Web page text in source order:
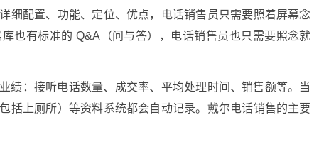
细配置、功能、定位、优点，电话销售员只需要照着屏幕念
也有标准的 Q&A（问与答），电话销售员也只需要照念就
绩：接听电话数量、成交率、平均处理时间、销售额等。当
括上厕所）等资料系统都会自动记录。戴尔电话销售的主要